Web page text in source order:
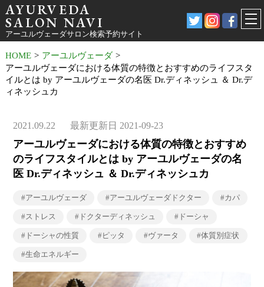
AYURVEDA
SALON NAVI
アーユルヴェーダサロン検索予約サイト
HOME > アーユルヴェーダ >
アーユルヴェーダにおける体質の特徴とおすすめのライフスタ
イルとは by アーユルヴェーダの名医 Dr.ディネッシュ ＆ Dr.デ
ィネッシュカ
2021.09.22 最新更新日 2021-09-23
アーユルヴェーダにおける体質の特徴とおすすめ
のライフスタイルとは by アーユルヴェーダの名
医 Dr.ディネッシュ ＆ Dr.ディネッシュカ
#アーユルヴェーダ #アーユルヴェーダドクター #カパ
#ストレス #ドクターディネッシュ #ドーシャ
#ドーシャの性質 #ピッタ #ヴァータ #体質別症状
#生命エネルギー